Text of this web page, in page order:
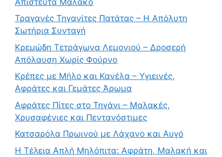
Τραγανές Τηγανίτες Πατάτας – Η Απόλυτη
Σωτήρια Συνταγή
Κρεμώδη Τετράγωνα Λεμονιού – Δροσερή
Απόλαυση Χωρίς Φούρνο
Κρέπες με Μήλο και Κανέλα – Υγιεινές,
Αφράτες και Γεμάτες Άρωμα
Αφράτες Πίτες στο Τηγάνι – Μαλακές,
Χρυσαφένιες και Πεντανόστιμες
Κατσαρόλα Πρωινού με Λάχανο και Αυγό
Η Τέλεια Απλή Μηλόπιτα: Αφράτη, Μαλακή και